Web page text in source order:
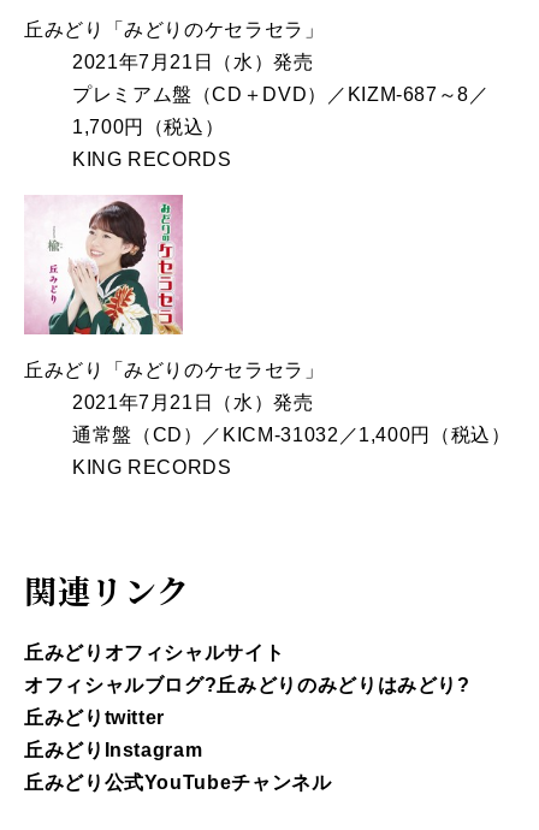
丘みどり「みどりのケセラセラ」
2021年7月21日（水）発売
プレミアム盤（CD＋DVD）／KIZM-687～8／
1,700円（税込）
KING RECORDS
丘みどり「みどりのケセラセラ」
2021年7月21日（水）発売
通常盤（CD）／KICM-31032／1,400円（税込）
KING RECORDS
関連リンク
丘みどりオフィシャルサイト
オフィシャルブログ?丘みどりのみどりはみどり?
丘みどりtwitter
丘みどりInstagram
丘みどり公式YouTubeチャンネル